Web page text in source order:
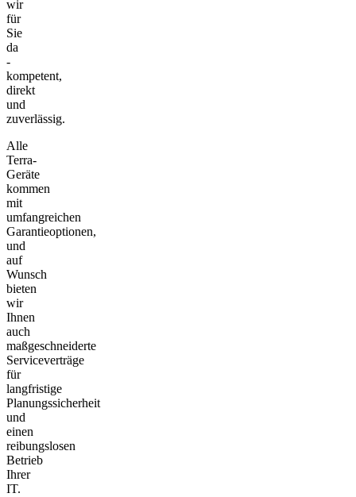
wir
für
Sie
da
-
kompetent,
direkt
und
zuverlässig.
Alle
Terra-
Geräte
kommen
mit
umfangreichen
Garantieoptionen,
und
auf
Wunsch
bieten
wir
Ihnen
auch
maßgeschneiderte
Serviceverträge
für
langfristige
Planungssicherheit
und
einen
reibungslosen
Betrieb
Ihrer
IT.